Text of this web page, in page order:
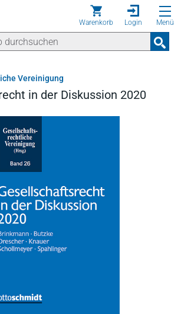
Warenkorb Login Menü
Vereinigung
in der Diskussion 2020